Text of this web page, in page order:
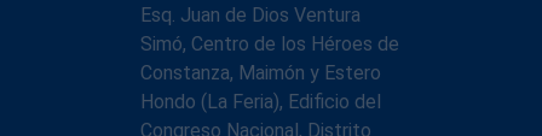
Esq. Juan de Dios Ventura
Simó, Centro de los Héroes de
Constanza, Maimón y Estero
Hondo (La Feria), Edificio del
Congreso Nacional, Distrito